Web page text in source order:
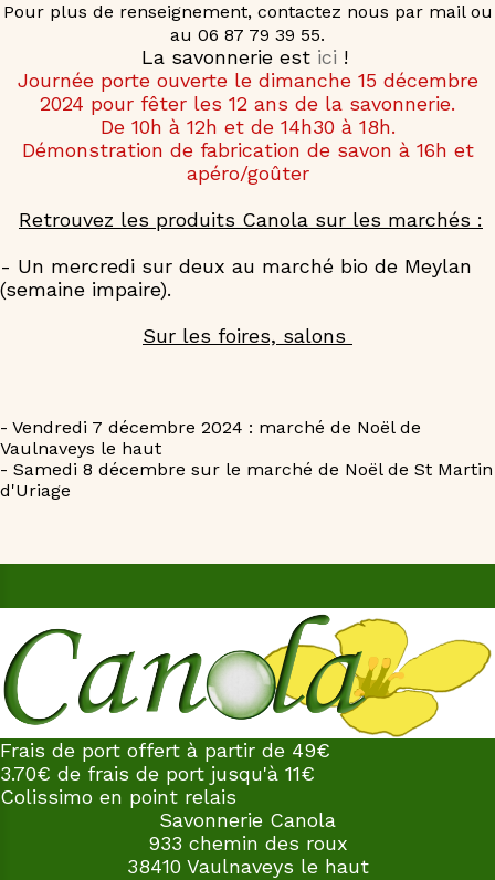
Pour plus de renseignement, contactez nous par mail ou
au 06 87 79 39 55.
La savonnerie est ici !
Journée porte ouverte le dimanche 15 décembre
2024 pour fêter les 12 ans de la savonnerie.
De 10h à 12h et de 14h30 à 18h.
Démonstration de fabrication de savon à 16h et
apéro/goûter
Retrouvez les produits Canola sur les marchés :
- Un mercredi sur deux au marché bio de Meylan
(semaine impaire).
Sur les foires, salons
- Vendredi 7 décembre 2024 : marché de Noël de
Vaulnaveys le haut
- Samedi 8 décembre sur le marché de Noël de St Martin
d'Uriage
Frais de port offert à partir de 49€
3.70€ de frais de port jusqu'à 11€
Colissimo en point relais
Savonnerie Canola
933 chemin des roux
38410 Vaulnaveys le haut